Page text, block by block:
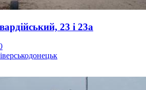
23 і 23а